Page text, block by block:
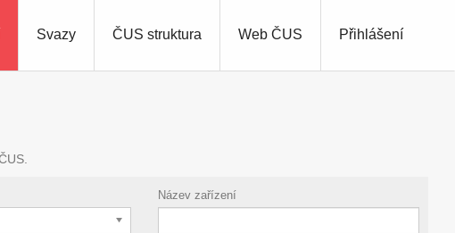
Přihlášení
Svazy ČUS struktura Web ČUS
Název zařízení